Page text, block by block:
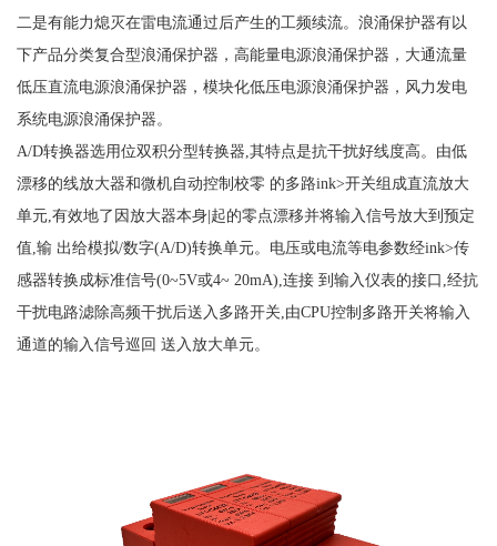
二是有能力熄灭在雷电流通过后产生的工频续流。浪涌保护器有以
下产品分类复合型浪涌保护器，高能量电源浪涌保护器，大通流量
低压直流电源浪涌保护器，模块化低压电源浪涌保护器，风力发电
系统电源浪涌保护器。
A/D转换器选用位双积分型转换器,其特点是抗干扰好线度高。由低
漂移的线放大器和微机自动控制校零 的多路ink>开关组成直流放大
单元,有效地了因放大器本身|起的零点漂移并将输入信号放大到预定
值,输 出给模拟/数字(A/D)转换单元。电压或电流等电参数经ink>传
感器转换成标准信号(0~5V或4~ 20mA),连接 到输入仪表的接口,经抗
干扰电路滤除高频干扰后送入多路开关,由CPU控制多路开关将输入
通道的输入信号巡回 送入放大单元。